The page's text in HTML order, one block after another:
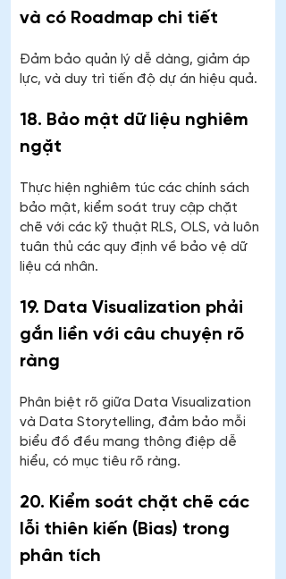
và có Roadmap chi tiết
Đảm bảo quản lý dễ dàng, giảm áp
lực, và duy trì tiến độ dự án hiệu quả.
18. Bảo mật dữ liệu nghiêm
ngặt
Thực hiện nghiêm túc các chính sách
bảo mật, kiểm soát truy cập chặt
chẽ với các kỹ thuật RLS, OLS, và luôn
tuân thủ các quy định về bảo vệ dữ
liệu cá nhân.
19. Data Visualization phải
gắn liền với câu chuyện rõ
ràng
Phân biệt rõ giữa Data Visualization
và Data Storytelling, đảm bảo mỗi
biểu đồ đều mang thông điệp dễ
hiểu, có mục tiêu rõ ràng.
20. Kiểm soát chặt chẽ các
lỗi thiên kiến (Bias) trong
phân tích